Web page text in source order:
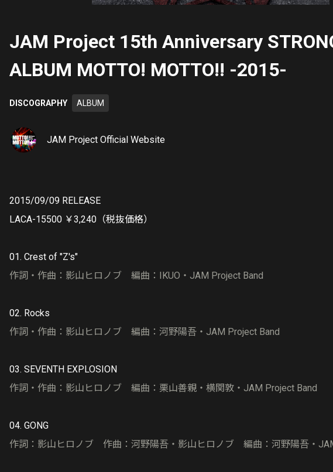
JAM Project 15th Anniversary
ALBUM MOTTO! MOTTO!! -2015-
DISCOGRAPHY ALBUM
JAM Project Official Website
2015/09/09 RELEASE
LACA-15500 ￥3,240（税抜価格）
01. Crest of "Z's"
作詞・作曲：影山ヒロノブ 編曲：IKUO・JAM Project Band
02. Rocks
作詞・作曲：影山ヒロノブ 編曲：河野陽吾・JAM Project Band
03. SEVENTH EXPLOSION
作詞・作曲：影山ヒロノブ 編曲：栗山善親・横関敦・JAM Project Band
04. GONG
作詞：影山ヒロノブ 作曲：河野陽吾・影山ヒロノブ 編曲：河野陽吾・